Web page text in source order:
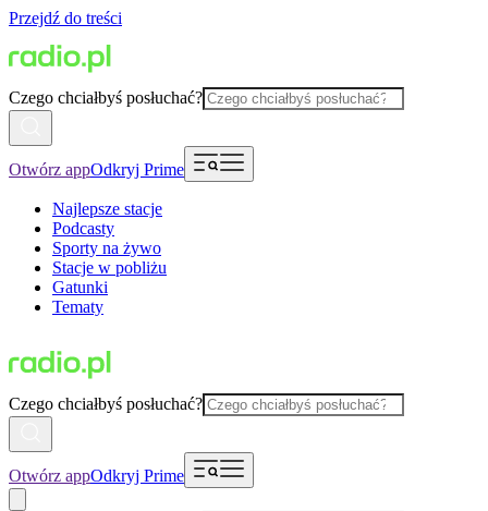
Przejdź do treści
Czego chciałbyś posłuchać?
Otwórz appOdkryj Prime
Najlepsze stacje
Podcasty
Sporty na żywo
Stacje w pobliżu
Gatunki
Tematy
Czego chciałbyś posłuchać?
Otwórz appOdkryj Prime